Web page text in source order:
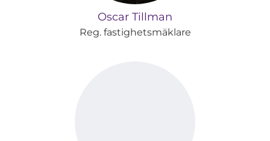
Oscar Tillman
Reg. fastighetsmäklare